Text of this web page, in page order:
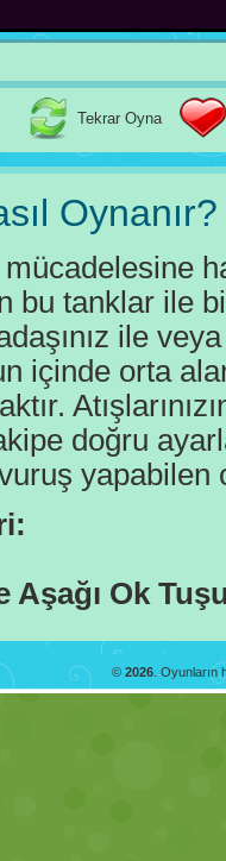
Tekrar Oyna
Oynanır?
bu tanklar ile
ile
içinde orta
doğru
yapabilen
Aşağı Ok
© 2026 .